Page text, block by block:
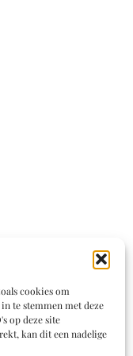
cookies om
te stemmen met deze
op deze site
kan dit een nadelige